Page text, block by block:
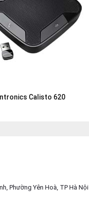
Calisto 620
Phường Yên Hoà, TP Hà Nội